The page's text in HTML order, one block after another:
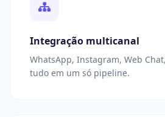
Integração multicanal
WhatsApp, Instagram, Web
tudo em um só pipeline.